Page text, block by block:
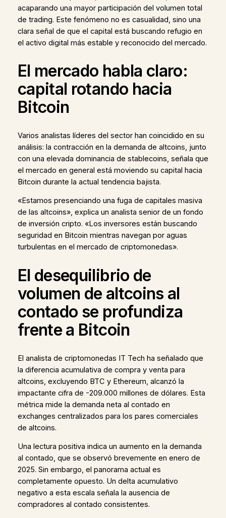
acaparando una mayor participación del volumen total
de trading. Este fenómeno no es casualidad, sino una
clara señal de que el capital está buscando refugio en
el activo digital más estable y reconocido del mercado.
El mercado habla claro:
capital rotando hacia
Bitcoin
Varios analistas líderes del sector han coincidido en su
análisis: la contracción en la demanda de altcoins, junto
con una elevada dominancia de stablecoins, señala que
el mercado en general está moviendo su capital hacia
Bitcoin durante la actual tendencia bajista.
«Estamos presenciando una fuga de capitales masiva
de las altcoins», explica un analista senior de un fondo
de inversión cripto. «Los inversores están buscando
seguridad en Bitcoin mientras navegan por aguas
turbulentas en el mercado de criptomonedas».
El desequilibrio de
volumen de altcoins al
contado se profundiza
frente a Bitcoin
El analista de criptomonedas IT Tech ha señalado que
la diferencia acumulativa de compra y venta para
altcoins, excluyendo BTC y Ethereum, alcanzó la
impactante cifra de -209.000 millones de dólares. Esta
métrica mide la demanda neta al contado en
exchanges centralizados para los pares comerciales
de altcoins.
Una lectura positiva indica un aumento en la demanda
al contado, que se observó brevemente en enero de
2025. Sin embargo, el panorama actual es
completamente opuesto. Un delta acumulativo
negativo a esta escala señala la ausencia de
compradores al contado consistentes.